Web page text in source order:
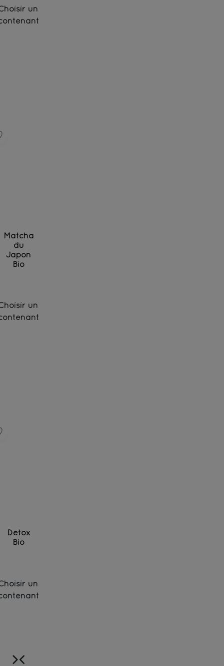
un
Matcha
du
Japon
Bio
un
Detox
Bio
un